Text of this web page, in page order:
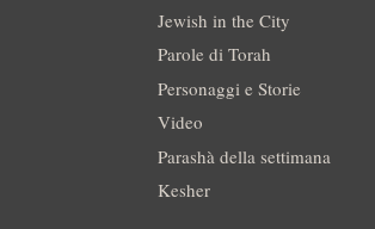
Jewish in the City
Parole di Torah
Personaggi e Storie
Video
Parashà della settimana
Kesher